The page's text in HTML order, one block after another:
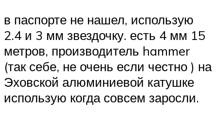
в паспорте не нашел, использую
2.4 и 3 мм звездочку. есть 4 мм 15
метров, производитель hammer
(так себе, не очень если честно ) на
Эховской алюминиевой катушке
использую когда совсем заросли.